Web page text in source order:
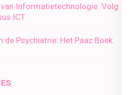
Informatietechnologie: Volg
ICT
de Psychiatrie: Het Paaz Boek